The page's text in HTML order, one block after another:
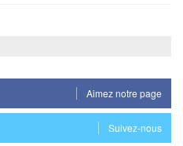
Aimez notre page
Suivez-nous